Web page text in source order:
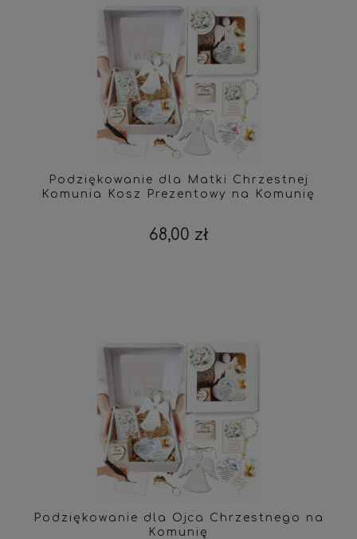
Podziękowanie dla Matki Chrzestnej
Komunia Kosz Prezentowy na Komunię
68,00 zł
Podziękowanie dla Ojca Chrzestnego na
Komunię